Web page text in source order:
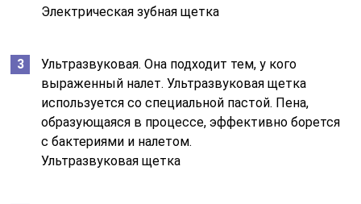
Электрическая зубная щетка
Ультразвуковая. Она подходит тем, у кого
выраженный налет. Ультразвуковая щетка
используется со специальной пастой. Пена,
образующаяся в процессе, эффективно борется
с бактериями и налетом.
Ультразвуковая щетка